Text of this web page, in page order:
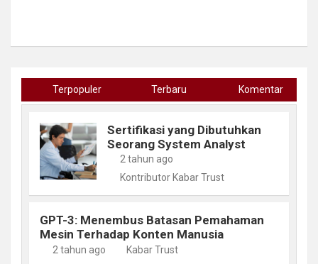
Terpopuler Terbaru Komentar
Sertifikasi yang Dibutuhkan
Seorang System Analyst
2 tahun ago
Kontributor Kabar Trust
GPT-3: Menembus Batasan Pemahaman
Mesin Terhadap Konten Manusia
2 tahun ago Kabar Trust